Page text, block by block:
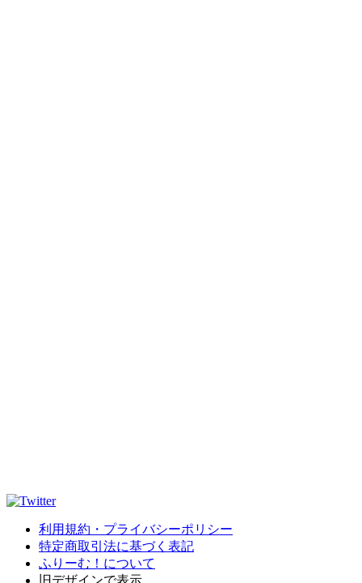
利用規約・プライバシーポリシー
特定商取引法に基づく表記
ふりーむ！について
旧デザインで表示